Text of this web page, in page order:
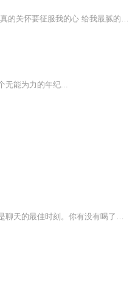
无能为力的年纪...